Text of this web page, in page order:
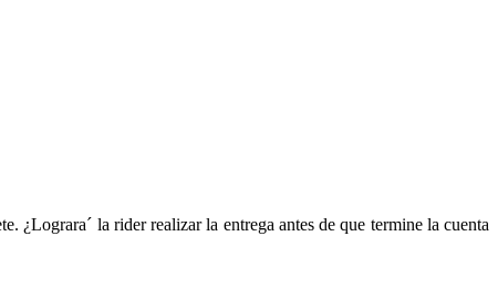
¿Lograra´ la rider realizar la entrega antes de que termine la cuenta